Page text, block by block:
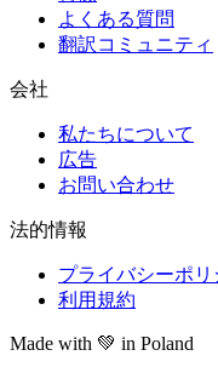
よくある質問
翻訳コミュニティ
会社
私たちについて
広告
お問い合わせ
法的情報
プライバシーポリ
利用規約
Made with 💚 in Poland